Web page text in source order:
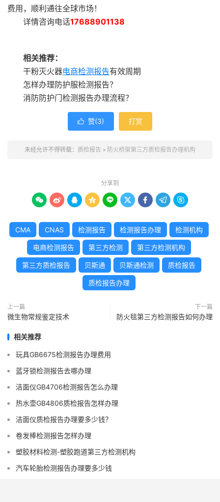
费用，顺利通往全球市场！
详情咨询电话17688901138
相关推荐：
干粉灭火器电商检测报告有效周期
怎样办理防护服检测报告？
消防防护门检测报告办理流程？
 赞(3) 打赏
未经允许不得转载： 质检报告 » 防火桥架第三方质检报告办理机构
分享到
        
CMA CNAS 检测报告 检测报告办理 检测机构
电商检测报告 第三方检测 第三方检测机构
第三方质检报告 贝斯通 贝斯通检测 质检报告
质检报告办理
上一篇
微生物常规鉴定技术
下一篇
防火毯第三方检测报告如何办理
相关推荐
玩具GB6675检测报告办理费用
蓝牙锁检测报告去哪办理
洁面仪GB4706检测报告怎么办理
热水壶GB4806质检报告怎样办理
洁面仪质检报告办理要多少钱？
卷发棒检测报告怎样办理
塑胶材料检测-塑胶跑道第三方检测机构
汽车轮胎检测报告办理要多少钱